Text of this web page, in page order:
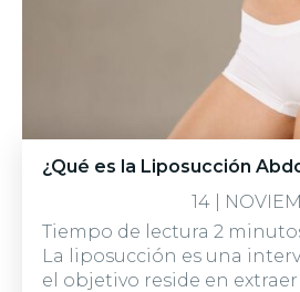
¿Qué es la Liposucción
14 |
Tiempo de lectura 2
La liposucción es una
el objetivo reside en extraer